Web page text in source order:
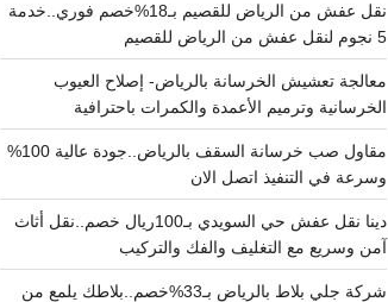
نقل عفش من الرياض للقصيم بـ18%خصم فوري..خدمة
5 نجوم لنقل عفش من الرياض للقصيم
معالجة تعشيش الخرسانة بالرياض- إصلاح العيوب
الخرسانية وترميم الأعمدة والكمرات باحترافية
مقاول صب خرسانة السقف بالرياض..جودة عالية 100%
وسرعة في التنفيذ اتصل الان
دينا نقل عفش حي السويدي بـ100ريال خصم..نقل أثاث
آمن وسريع مع التغليف والفك والتركيب
شركة جلي بلاط بالرياض بـ33%خصم..بلاطك يلمع من